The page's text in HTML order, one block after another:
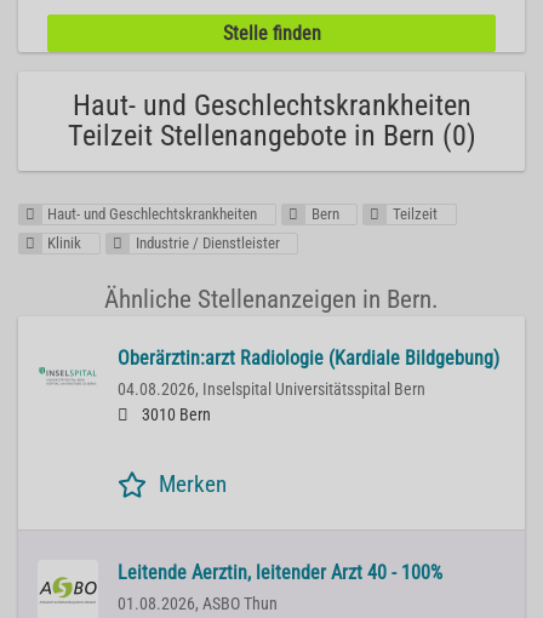
Haut- und Geschlechtskrankheiten
Teilzeit Stellenangebote in Bern (0)
Haut- und Geschlechtskrankheiten Bern
Teilzeit
Klinik
Industrie / Dienstleister
Ähnliche Stellenanzeigen in Bern.
Oberärztin:arzt Radiologie (Kardiale Bildgebung)
04.08.2026, Inselspital Universitätsspital Bern
3010 Bern
Merken
Leitende Aerztin, leitender Arzt 40 - 100%
01.08.2026, ASBO Thun